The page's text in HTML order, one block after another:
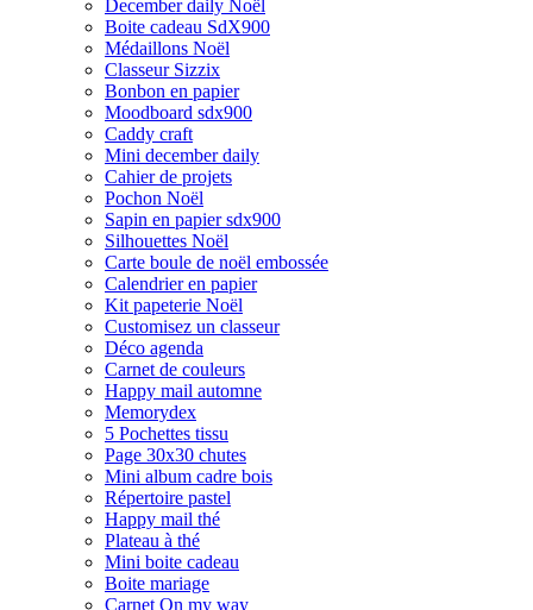
December daily Noël
Boite cadeau SdX900
Médaillons Noël
Classeur Sizzix
Bonbon en papier
Moodboard sdx900
Caddy craft
Mini december daily
Cahier de projets
Pochon Noël
Sapin en papier sdx900
Silhouettes Noël
Carte boule de noël embossée
Calendrier en papier
Kit papeterie Noël
Customisez un classeur
Déco agenda
Carnet de couleurs
Happy mail automne
Memorydex
5 Pochettes tissu
Page 30x30 chutes
Mini album cadre bois
Répertoire pastel
Happy mail thé
Plateau à thé
Mini boite cadeau
Boite mariage
Carnet On my way